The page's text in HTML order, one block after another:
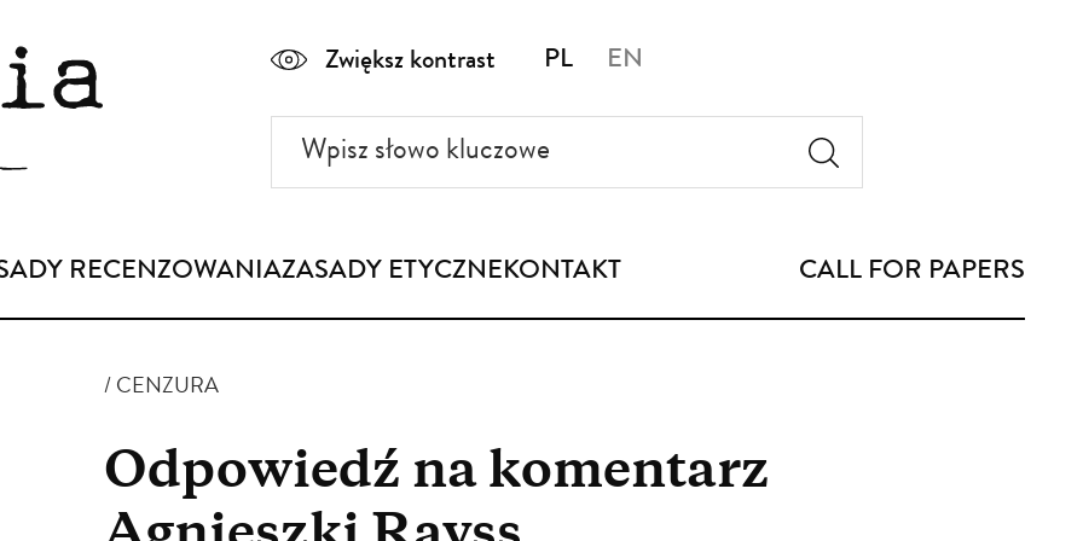
Zwiększ kontrast PL EN
słowo
kluczowe
RECENZOWANIAZASADY ETYCZNEKONTAKT CALL FOR PAPERS
CENZURA
Odpowiedź na komentarz